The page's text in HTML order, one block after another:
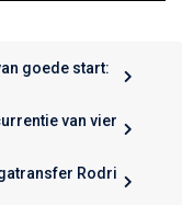
goede start:
van vier
Rodri